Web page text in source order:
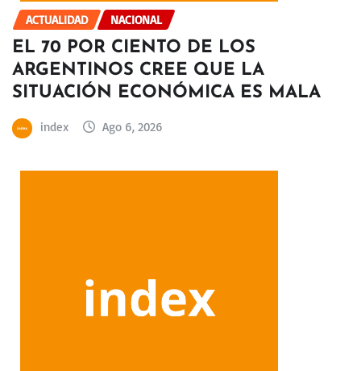
ACTUALIDAD NACIONAL
EL 70 POR CIENTO DE LOS
ARGENTINOS CREE QUE LA
SITUACIÓN ECONÓMICA ES MALA
index Ago 6, 2026